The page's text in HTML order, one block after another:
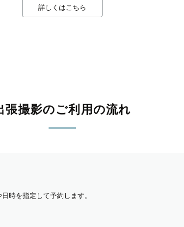
詳しくはこちら
張撮影のご利用の流れ
時を指定して予約します。